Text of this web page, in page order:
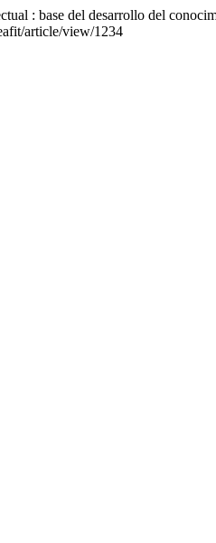
: base del desarrollo del
article/view/1234